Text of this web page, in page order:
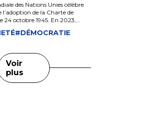
des Nations Unies célèbre
l’adoption de la Charte de
24 octobre 1945. En 2023,
s’est déroulée à bas bruit alors
#DÉMOCRATIE
Voir
plus